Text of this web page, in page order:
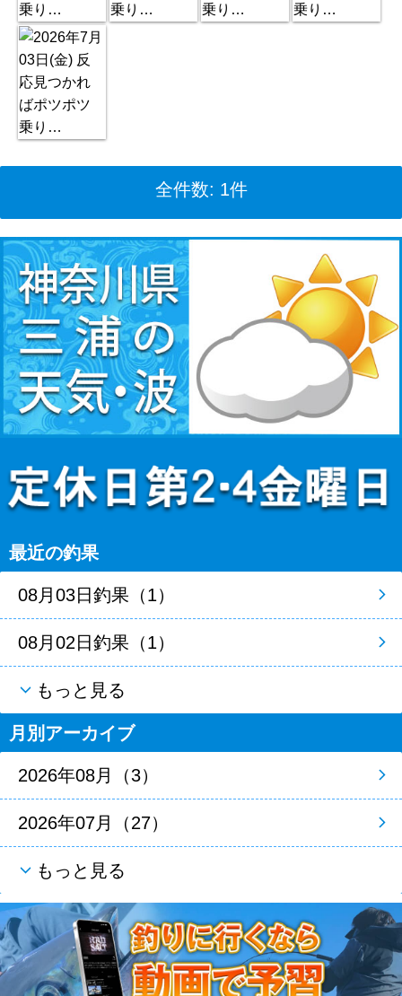
全件数: 1件
最近の釣果
08月03日釣果（1）
08月02日釣果（1）
もっと見る
月別アーカイブ
2026年08月（3）
2026年07月（27）
もっと見る